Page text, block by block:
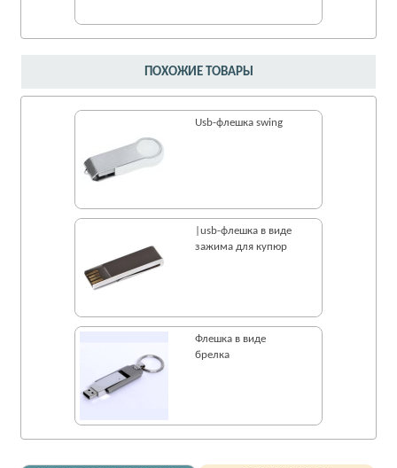
ПОХОЖИЕ ТОВАРЫ
Usb-флешка swing
|usb-флешка в виде
зажима для купюр
Флешка в виде
брелка